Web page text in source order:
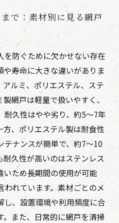
で：素材別に見る網戸
防ぐために欠かせない存在
寿命に大きな違いがありま
ルミ、ポリエステル、ステ
網戸は軽量で扱いやすく、
耐久性はやや劣り、約5〜7年
、ポリエステル製は耐食性
テナンスが簡単で、約7〜10
久性が高いのはステンレス
いため長期間の使用が可能
れています。素材ごとのメ
し、設置環境や利用頻度に合
また、日常的に網戸を清掃